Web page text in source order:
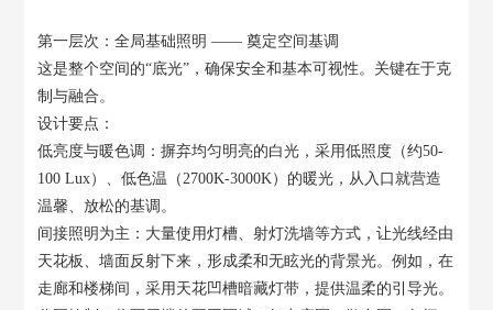
第一层次：全局基础照明 —— 奠定空间基调
这是整个空间的“底光”，确保安全和基本可视性。关键在于克
制与融合。
设计要点：
低亮度与暖色调：摒弃均匀明亮的白光，采用低照度（约50-
100 Lux）、低色温（2700K-3000K）的暖光，从入口就营造
温馨、放松的基调。
间接照明为主：大量使用灯槽、射灯洗墙等方式，让光线经由
天花板、墙面反射下来，形成柔和无眩光的背景光。例如，在
走廊和楼梯间，采用天花凹槽暗藏灯带，提供温柔的引导光。